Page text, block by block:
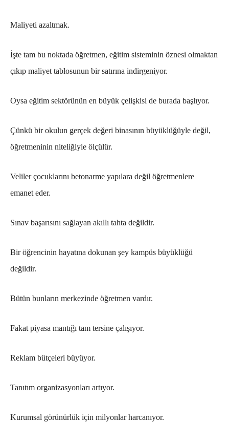
Maliyeti azaltmak.
İşte tam bu noktada öğretmen, eğitim sisteminin öznesi olmaktan
çıkıp maliyet tablosunun bir satırına indirgeniyor.
Oysa eğitim sektörünün en büyük çelişkisi de burada başlıyor.
Çünkü bir okulun gerçek değeri binasının büyüklüğüyle değil,
öğretmeninin niteliğiyle ölçülür.
Veliler çocuklarını betonarme yapılara değil öğretmenlere
emanet eder.
Sınav başarısını sağlayan akıllı tahta değildir.
Bir öğrencinin hayatına dokunan şey kampüs büyüklüğü
değildir.
Bütün bunların merkezinde öğretmen vardır.
Fakat piyasa mantığı tam tersine çalışıyor.
Reklam bütçeleri büyüyor.
Tanıtım organizasyonları artıyor.
Kurumsal görünürlük için milyonlar harcanıyor.